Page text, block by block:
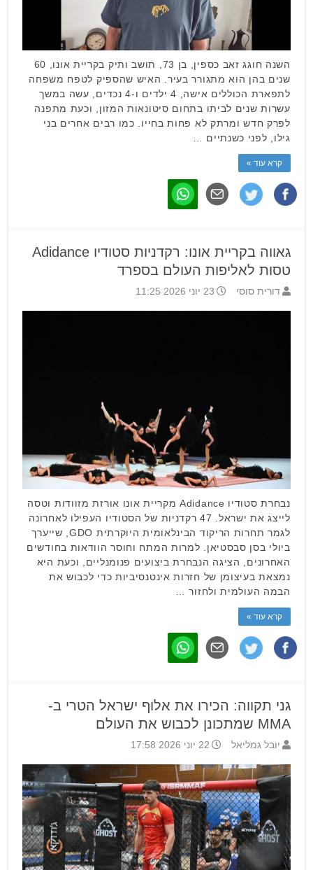
השנה חוגג זאב כספין, בן 73, תושב ותיק בקריית אונו, 60
שנים בהן הוא מתגורר בעיר. האיש שהספיק לטפח משפחה
לתפארת הכוללים אישה, 4 ילדים ו-4 נכדים, עשה במשך
עשרות שנים לביתו בתחום סיטונאות המזון, וכעת מתפנה
לפרק חדש ומרתק לא פחות בחייו. כמו רבים אחרים בני
גילו, לפני כשנתיים …
קרא עוד »
גאווה בקריית אונו: רקדניות סטודיו Adidance
טסות לאליפות העולם בספרד
דורית סוסי 23 יוני 2026 11:25
נבחרת סטודיו Adidance מקריית אונו אורזת מזוודות וטסה
לייצג את ישראל. 47 רקדניות של הסטודיו העפילו לאחרונה
לגמר תחרות הריקוד הבינלאומית היוקרתית GDO, שייערך
ביולי בסן סבסטיאן. למרות המתח וחוסר הוודאות בחודשים
האחרונים, הציגה הנבחרת ביצועים פנומנליים, וכעת היא
נמצאת בעיצומן של חזרות אינטנסיביות כדי לכבוש את
הבמה העולמית ולחזור …
קרא עוד »
גני תקווה: הכירו את אלוף ישראל הטרי ב-
MMA שמתכונן לכבוש את העולם
יובל גמליאל 22 יוני 2026 17:58